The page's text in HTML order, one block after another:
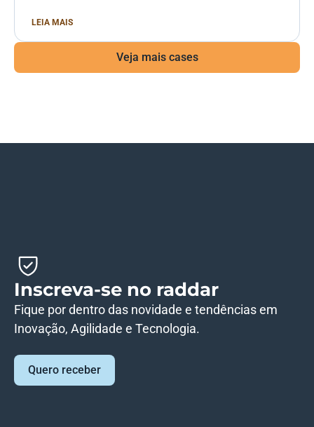
LEIA MAIS
Veja mais cases
Inscreva-se no raddar
Fique por dentro das novidade e tendências em
Inovação, Agilidade e Tecnologia.
Quero receber